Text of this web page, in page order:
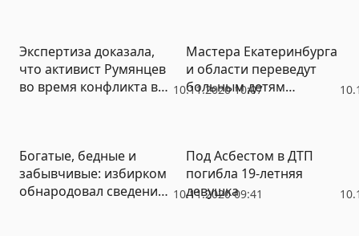
10.11.2020 10:07
Экспертиза доказала,
что активист Румянцев
во время конфликта в
Мастера Екатеринбурга
и области переведут
больным детям
10.11.2020 09:41
Богатые, бедные и
забывчивые: избирком
обнародовал сведения
Под Асбестом в ДТП
погибла 19-летняя
девушка